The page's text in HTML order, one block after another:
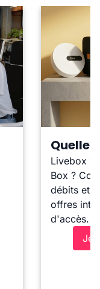
Quelle
Livebox ?
Box ?
débits et
offres
d'accès.
Je